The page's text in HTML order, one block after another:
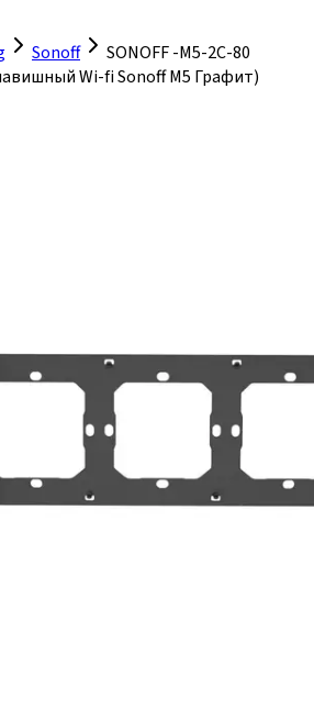
Sonoff
SONOFF -M5-2C-80
Wi-fi Sonoff M5 Графит)